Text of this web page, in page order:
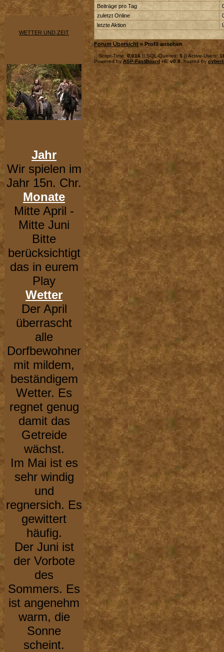
WETTER UND ZEIT
Jahr
Wir spielen im
Jahr 15n. Chr.
Monate
Mitte April -
Mitte Juni
Bitte
berücksichtigt
das in eurem
Play
Wetter
Der April
überrascht
alle
Dorfbewohner
mit mildem,
beständigem
Wetter. Es
regnet genug
damit das
Getreide
wächst.
Im Mai ist es
sehr windig
und
regnersich. Es
gewittert
häufig.
Der Juni ist
der Vorbote
des
Sommers. Es
ist angenehm
warm, die
Sonne
scheint.
Beiträge pro Tag
zuletzt Online
letzte Aktion
Forum Übersicht » Profil ansehen
.: Script-Time:0,016 || SQL-Queries: 5 || Active-Users:
Powered by ASP-FastBoard HE v0.8 , hosted by